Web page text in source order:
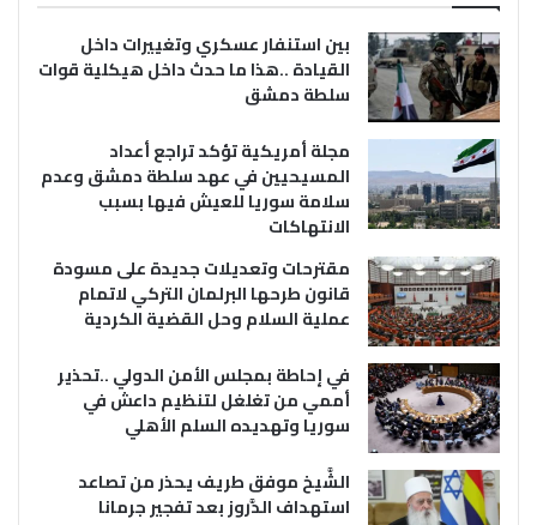
بين استنفار عسكري وتغييرات داخل
القيادة ..هذا ما حدث داخل هيكلية قوات
سلطة دمشق
مجلة أمريكية تؤكد تراجع أعداد
المسيحيين في عهد سلطة دمشق وعدم
سلامة سوريا للعيش فيها بسبب
الانتهاكات
مقترحات وتعديلات جديدة على مسودة
قانون طرحها البرلمان التركي لاتمام
عملية السلام وحل القضية الكردية
في إحاطة بمجلس الأمن الدولي ..تحذير
أممي من تغلغل لتنظيم داعش في
سوريا وتهديده السلم الأهلي
الشَّيخ موفق طريف يحذر من تصاعد
استهداف الدَّروز بعد تفجير جرمانا